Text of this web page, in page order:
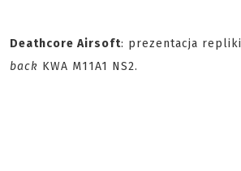
Deathcore Airsoft: prezentacja repliki
back KWA M11A1 NS2.